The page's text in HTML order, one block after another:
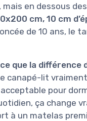
mais en dessous
cm, 10 cm
de 10 ans, le
que la différence
canapé-lit
pour
ça change
à un matelas